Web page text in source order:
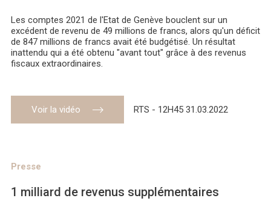
Les comptes 2021 de l'Etat de Genève bouclent sur un
excédent de revenu de 49 millions de francs, alors qu'un déficit
de 847 millions de francs avait été budgétisé. Un résultat
inattendu qui a été obtenu "avant tout" grâce à des revenus
fiscaux extraordinaires.
Voir la vidéo RTS - 12H45 31.03.2022
Presse
1 milliard de revenus supplémentaires